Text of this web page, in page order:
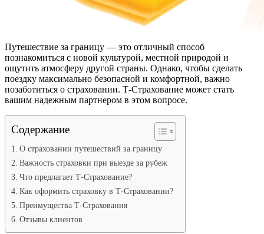
Путешествие за границу — это отличный способ
познакомиться с новой культурой, местной природой и
ощутить атмосферу другой страны. Однако, чтобы сделать
поездку максимально безопасной и комфортной, важно
позаботиться о страховании. Т-Страхование может стать
вашим надежным партнером в этом вопросе.
Содержание
О страховании путешествий за границу
Важность страховки при выезде за рубеж
Что предлагает Т-Страхование?
Как оформить страховку в Т-Страховании?
Преимущества Т-Страхования
Отзывы клиентов